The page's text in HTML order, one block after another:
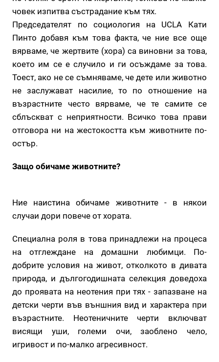
човек изпитва състрадание към тях.
Председателят по социология на UCLA Кати
Пинто добавя към това факта, че ние все още
вярваме, че жертвите (хора) са виновни за това,
което им се е случило и ги осъждаме за това.
Тоест, ако не се съмняваме, че дете или животно
не заслужават насилие, то по отношение на
възрастните често вярваме, че те самите се
сблъскват с неприятности. Всичко това прави
отговора ни на жестокостта към животните по-
остър.
Защо обичаме животните?
Ние наистина обичаме животните - в някои
случаи дори повече от хората.
Специална роля в това принадлежи на процеса
на отглеждане на домашни любимци. По-
добрите условия на живот, отколкото в дивата
природа, и дългогодишната селекция доведоха
до проявата на неотения при тях - запазване на
детски черти във външния вид и характера при
възрастните. Неотеничните черти включват
висящи уши, големи очи, заоблено чело,
игривост и по-малко агресивност.